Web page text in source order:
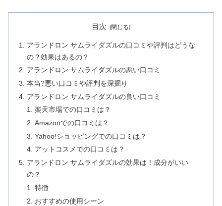
目次
アランドロン サムライダズルの口コミや評判はどうな
の？効果はあるの？
アランドロン サムライダズルの悪い口コミ
本当?悪い口コミや評判を深掘り
アランドロン サムライダズルの良い口コミ
楽天市場での口コミは？
Amazonでの口コミは？
Yahoo!ショッピングでの口コミは？
アットコスメでの口コミは？
アランドロン サムライダズルの効果は！成分がいい
の？
特徴
おすすめの使用シーン